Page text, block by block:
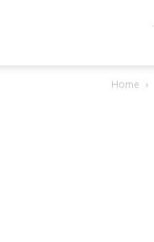
Home